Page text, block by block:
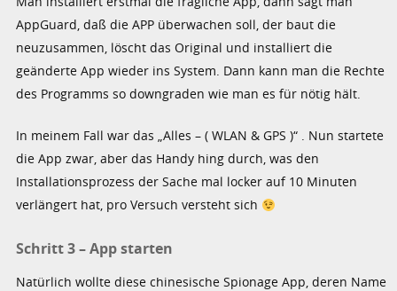
AppGuard, daß die APP überwachen soll, der baut die
neuzusammen, löscht das Original und installiert die
geänderte App wieder ins System. Dann kann man die Rechte
des Programms so downgraden wie man es für nötig hält.
In meinem Fall war das „Alles – ( WLAN & GPS )“ . Nun startete
die App zwar, aber das Handy hing durch, was den
Installationsprozess der Sache mal locker auf 10 Minuten
verlängert hat, pro Versuch versteht sich
Schritt 3 – App starten
Natürlich wollte diese chinesische Spionage App, deren Name